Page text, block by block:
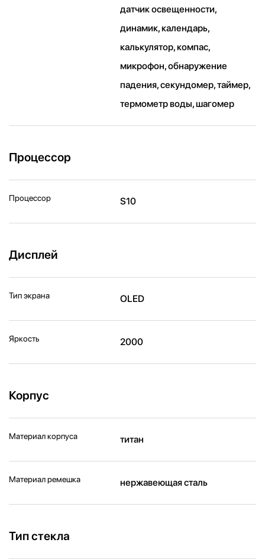
датчик освещенности,
динамик, календарь,
калькулятор, компас,
микрофон, обнаружение
падения, секундомер, таймер,
термометр воды, шагомер
Процессор
Процессор S10
Дисплей
Тип экрана OLED
Яркость 2000
Корпус
Материал корпуса титан
Материал ремешка нержавеющая сталь
Тип стекла